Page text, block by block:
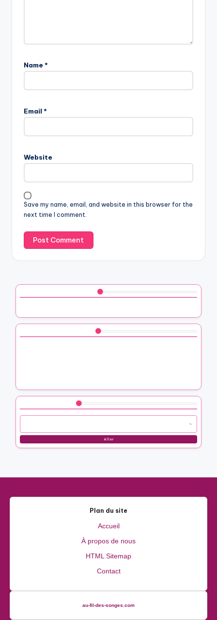
Name *
Email *
Website
Save my name, email, and website in this browser for the
next time I comment.
Aller
Plan du site
Accueil
À propos de nous
HTML Sitemap
Contact
au-fil-des-songes.com